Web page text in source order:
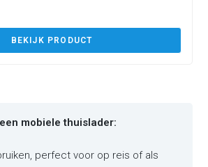
BEKIJK PRODUCT
mobiele thuislader:
perfect voor op reis of als